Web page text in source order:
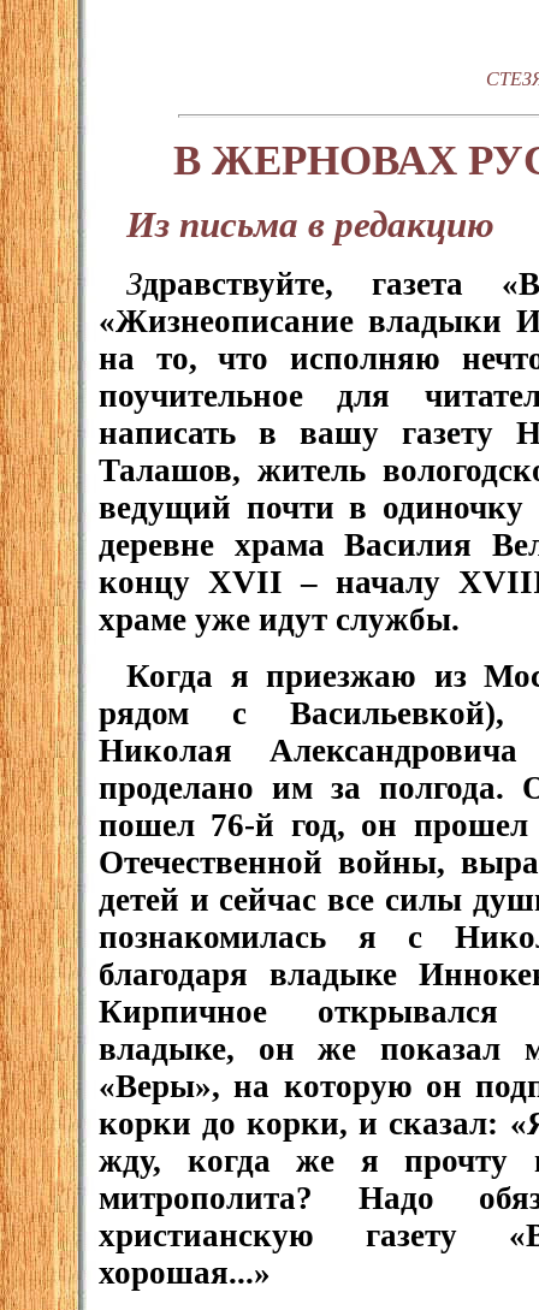
В ЖЕРНОВАХ
Из письма в редакцию
Здравствуйте, газета
«Жизнеописание владыки
на то, что исполняю
поучительное для
написать в вашу газету
Талашов, житель
ведущий почти в одиночку
деревне храма Василия
концу ХVII – началу
храме уже идут службы.
Когда я приезжаю из
рядом с Васильевкой),
Николая
проделано им за
пошел 76-й год, он прошел
Отечественной войны,
детей и сейчас все силы
познакомилась я с
благодаря владыке
Кирпичное
владыке, он же показал
«Веры», на которую он
корки до корки, и сказал:
жду, когда же я прочту
митрополита? Надо
христианскую газету
хорошая...»